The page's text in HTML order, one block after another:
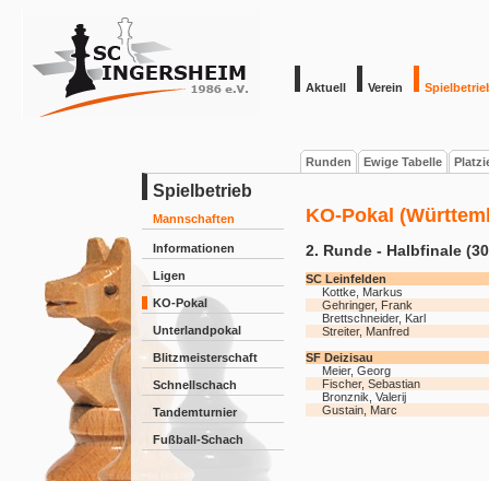
Aktuell Verein
Runden Ewige Tabelle
Spielbetrieb
Mannschaften
Informationen
Ligen
KO-Pokal
Unterlandpokal
Blitzmeisterschaft
Schnellschach
Tandemturnier
Fußball-Schach
KO-Pokal
2. Runde - Halbfinale
SC Leinfelden
Kottke, Markus
Gehringer, Frank
Brettschneider, Karl
Streiter, Manfred
SF Deizisau
Meier, Georg
Fischer, Sebastian
Bronznik, Valerij
Gustain, Marc